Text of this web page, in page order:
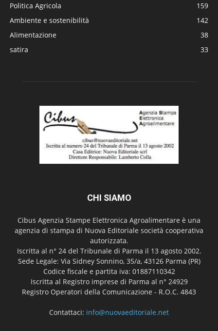
Politica Agricola
159
Ambiente e sostenibilità
142
Alimentazione
38
satira
33
CHI SIAMO
Cibus Agenzia Stampe Elettronica Agroalimentare è una
agenzia di stampa di Nuova Editoriale società cooperativa
autorizzata.
Iscritta al n° 24 del Tribunale di Parma il 13 agosto 2002.
Sede Legale: Via Sidney Sonnino, 35/a, 43126 Parma (PR)
Codice fiscale e partita iva: 01887110342
Iscritta al Registro imprese di Parma al n° 24929
Registro Operatori della Comunicazione - R.O.C. 4843
Contattaci: info@nuovaeditoriale.net